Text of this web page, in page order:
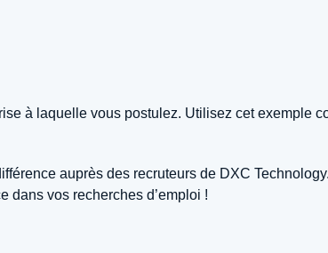
à laquelle vous postulez. Utilisez cet exemple
auprès des recruteurs de DXC
dans vos recherches d’emploi !